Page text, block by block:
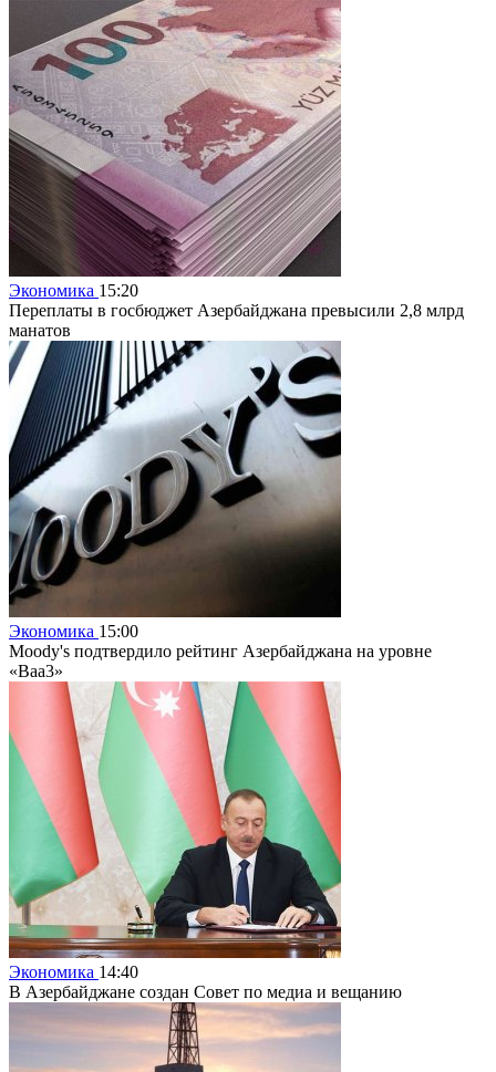
Экономика 15:20
Переплаты в госбюджет Азербайджана превысили 2,8 млрд
манатов
Экономика 15:00
Moody's подтвердило рейтинг Азербайджана на уровне
«Baa3»
Экономика 14:40
В Азербайджане создан Совет по медиа и вещанию